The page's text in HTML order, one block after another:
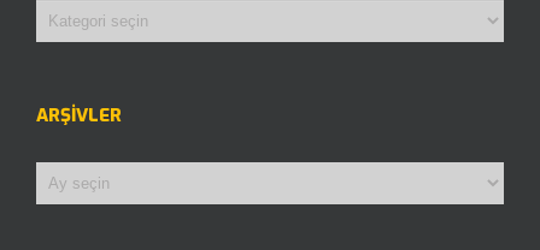
Kategoriler
ARŞIVLER
Arşivler